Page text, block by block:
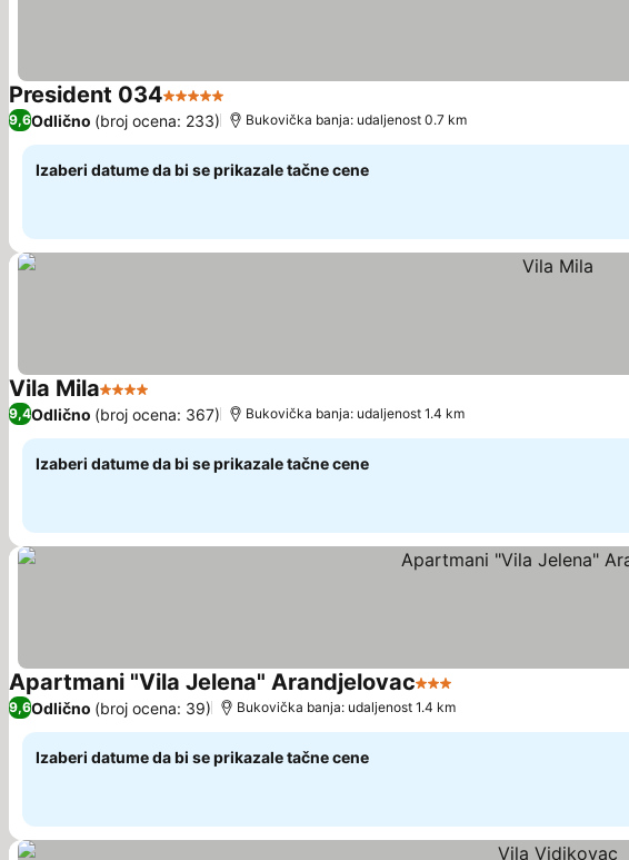
President 0345 ZvezdicePogledaj cene
9,6Odlično (broj ocena: 233) Bukovička banja: udaljenost 0.7 km
Izaberi datume da bi se prikazale tačne cene
Vila Mila4 ZvezdicePogledaj cene
9,4Odlično (broj ocena: 367) Bukovička banja: udaljenost 1.4 km
Izaberi datume da bi se prikazale tačne cene
Apartmani "Vila Jelena" Arandjelovac3 Zvezdice
9,6Odlično (broj ocena: 39) Bukovička banja: udaljenost 1.4 km
Izaberi datume da bi se prikazale tačne cene